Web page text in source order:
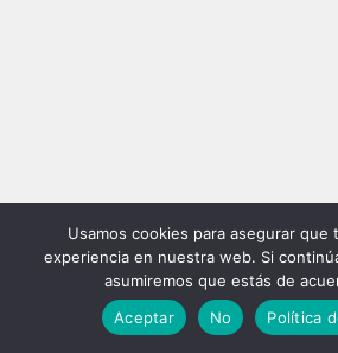
Usamos cookies para asegurar que
experiencia en nuestra web. Si
asumiremos que estás de
Aceptar
No Política